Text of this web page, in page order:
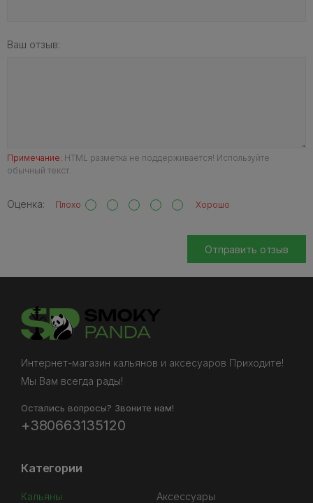
Ваш отзыв:
Примечание: HTML разметка не поддерживается! Используйте
обычный текст.
Оценка: Плохо Хорошо
Отправить отзыв
Интернет-магазин кальянов и аксесуаров Приходите!
Мы Вам всегда рады!
Остались вопросы? Звоните нам!
+380663135120
Категории
Кальяны
Аксессуары